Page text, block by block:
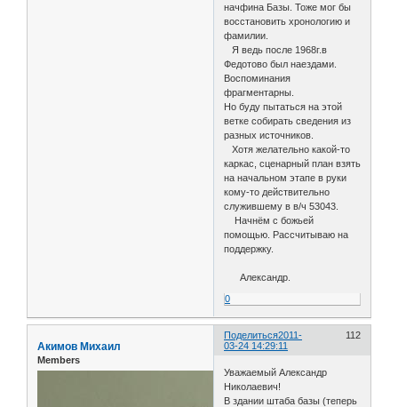
начфина Базы. Тоже мог бы
восстановить хронологию и
фамилии.
Я ведь после 1968г.в
Федотово был наездами.
Воспоминания
фрагментарны.
Но буду пытаться на этой
ветке собирать сведения из
разных источников.
Хотя желательно какой-то
каркас, сценарный план взять
на начальном этапе в руки
кому-то действительно
служившему в в/ч 53043.
Начнём с божьей
помощью. Рассчитываю на
поддержку.
Александр.
0
Поделиться 112
2011-
03-24 14:29:11
Акимов Михаил
Members
Уважаемый Александр
Николаевич!
В здании штаба базы (теперь